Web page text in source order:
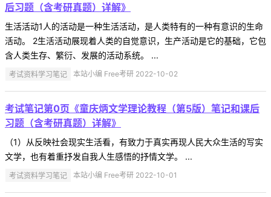
后习题（含考研真题）详解》
生活活动1人的活动是一种生活活动，是人类特有的一种有意识的生命
活动。 2生活活动展现着人类的自觉意识，生产活动是它的基础，它包
含人类生存、繁衍、发展的活动系统。 ...
考试资料学习笔记 本站小编 Free考研 2022-10-02
考试笔记第0页《童庆炳文学理论教程（第5版）笔记和课后
习题（含考研真题）详解》
（1）从反映社会现实生活看，有致力于真实再现人民大众生活的写实
文学，也有着重抒发自我人生感悟的抒情文学。 ...
考试资料学习笔记 本站小编 Free考研 2022-10-01